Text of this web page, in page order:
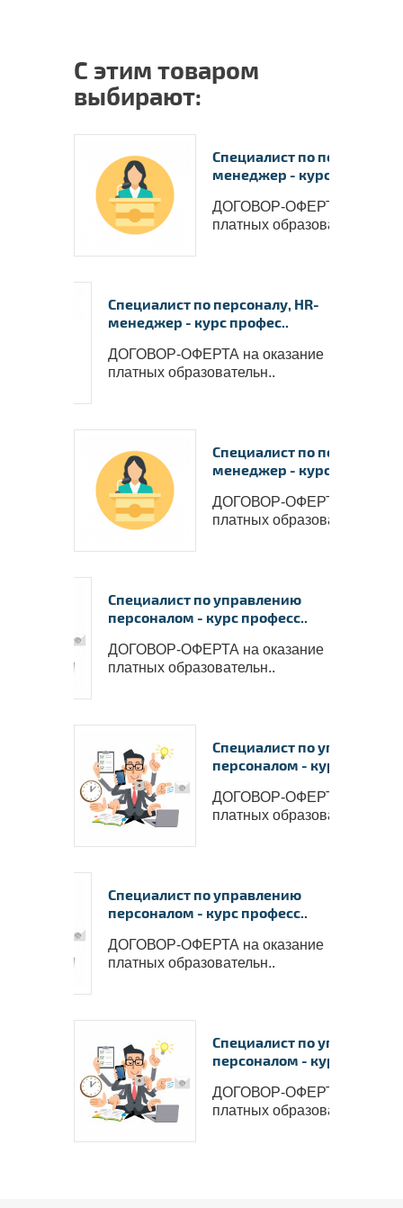
С этим товаром
выбирают:
Специалист по персоналу,
менеджер - курс профес..
ДОГОВОР-ОФЕРТА на
платных образовательн..
Специалист по персоналу, HR-
менеджер - курс профес..
ДОГОВОР-ОФЕРТА на оказание
платных образовательн..
Специалист по персоналу,
менеджер - курс профес..
ДОГОВОР-ОФЕРТА на
платных образовательн..
Специалист по управлению
персоналом - курс професс..
ДОГОВОР-ОФЕРТА на оказание
платных образовательн..
Специалист по
персоналом - курс
ДОГОВОР-ОФЕРТА на
платных образовательн..
Специалист по управлению
персоналом - курс професс..
ДОГОВОР-ОФЕРТА на оказание
платных образовательн..
Специалист по
персоналом - курс
ДОГОВОР-ОФЕРТА на
платных образовательн..